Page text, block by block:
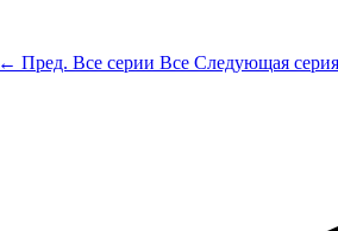
← Пред. Все серии Все Следующая